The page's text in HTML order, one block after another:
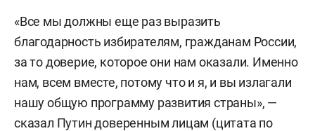
«Все мы должны еще раз выразить
благодарность избирателям, гражданам России,
за то доверие, которое они нам оказали. Именно
нам, всем вместе, потому что и я, и вы излагали
нашу общую программу развития страны», —
сказал Путин доверенным лицам (цитата по